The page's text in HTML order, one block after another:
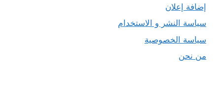
إضافة إعلان
سياسة النشر و الاستخدام
سياسة الخصوصية
من نحن